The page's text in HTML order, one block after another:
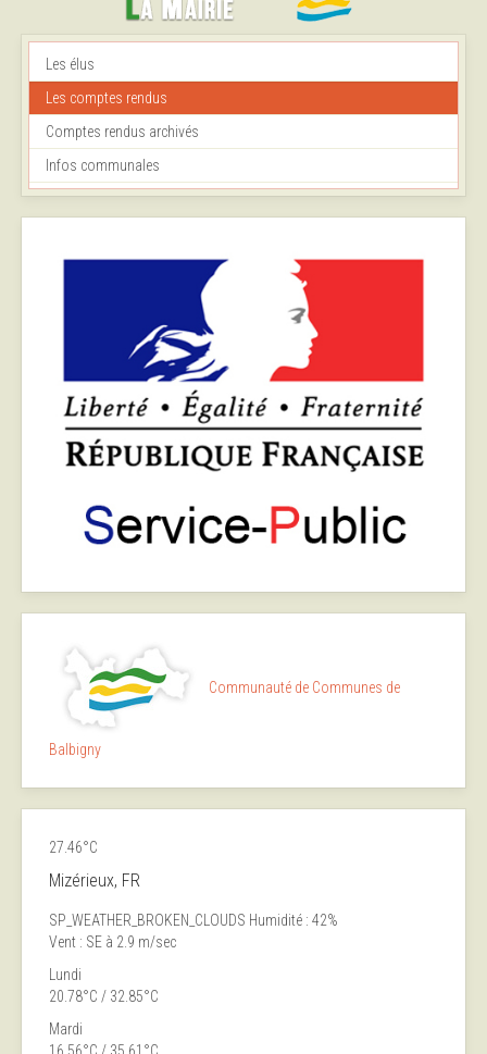
Les élus
Les comptes rendus
Comptes rendus archivés
Infos communales
Communauté de Communes de
Balbigny
27.46°C
Mizérieux, FR
SP_WEATHER_BROKEN_CLOUDS Humidité : 42%
Vent : SE à 2.9 m/sec
Lundi
20.78°C / 32.85°C
Mardi
16.56°C / 35.61°C